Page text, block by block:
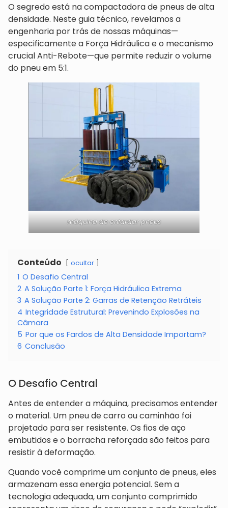
O segredo está na compactadora de pneus de alta
densidade. Neste guia técnico, revelamos a
engenharia por trás de nossas máquinas—
especificamente a Força Hidráulica e o mecanismo
crucial Anti-Rebote—que permite reduzir o volume
do pneu em 5:1.
máquina de enfardar pneus
Conteúdo ocultar
1 O Desafio Central
2 A Solução Parte 1: Força Hidráulica Extrema
3 A Solução Parte 2: Garras de Retenção Retráteis
4 Integridade Estrutural: Prevenindo Explosões na
Câmara
5 Por que os Fardos de Alta Densidade Importam?
6 Conclusão
O Desafio Central
Antes de entender a máquina, precisamos entender
o material. Um pneu de carro ou caminhão foi
projetado para ser resistente. Os fios de aço
embutidos e o borracha reforçada são feitos para
resistir à deformação.
Quando você comprime um conjunto de pneus, eles
armazenam essa energia potencial. Sem a
tecnologia adequada, um conjunto comprimido